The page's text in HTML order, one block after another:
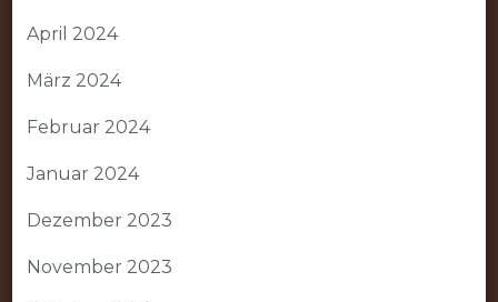
April 2024
März 2024
Februar 2024
Januar 2024
Dezember 2023
November 2023